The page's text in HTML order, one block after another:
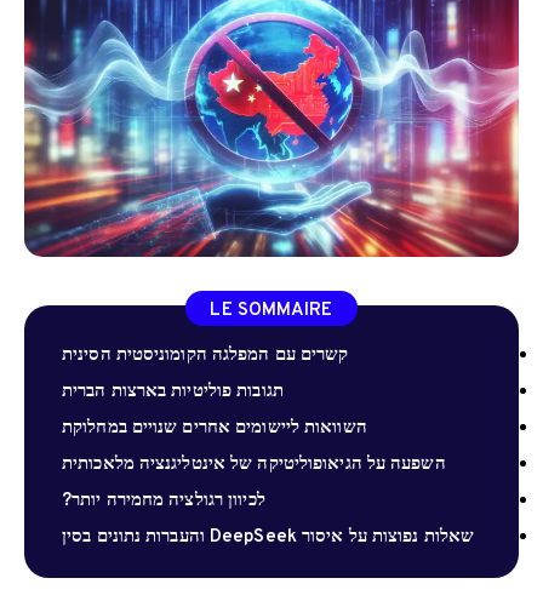
LE SOMMAIRE
קשרים עם המפלגה הקומוניסטית הסינית
תגובות פוליטיות בארצות הברית
השוואות ליישומים אחרים שנויים במחלוקת
השפעה על הגיאופוליטיקה של אינטליגנציה מלאכותית
לכיוון רגולציה מחמירה יותר?
שאלות נפוצות על איסור DeepSeek והעברות נתונים בסין